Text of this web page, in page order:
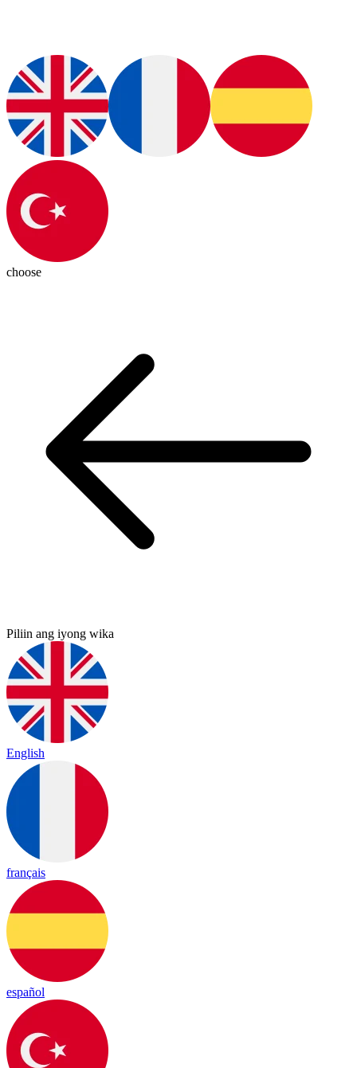
choose
Piliin ang iyong wika
English
français
español